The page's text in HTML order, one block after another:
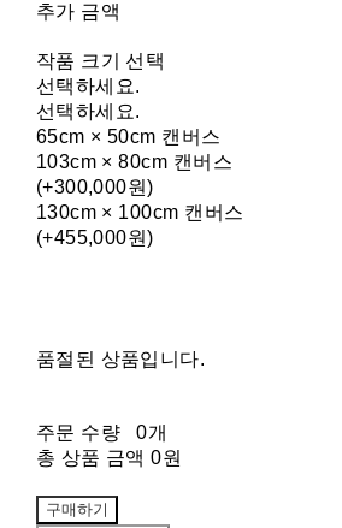
추가 금액
작품 크기 선택
선택하세요.
선택하세요.
65cm × 50cm 캔버스
103cm × 80cm 캔버스
(+300,000원)
130cm × 100cm 캔버스
(+455,000원)
품절된 상품입니다.
주문 수량
0개
총 상품 금액 0원
구매하기